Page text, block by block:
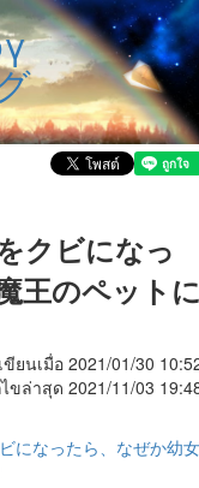
クビになっ
王のペット
เขียนเมื่อ 2021/01/30
ขล่าสุด 2021/11/03
になったら、なぜか幼女